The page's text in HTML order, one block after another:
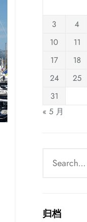
3
4
10
11
17
18
24
25
31
« 5 月
归档